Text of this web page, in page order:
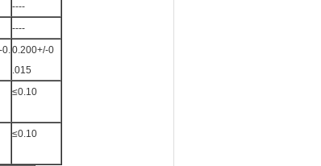
----
----
0.200+/-0
.015
≤0.10
≤0.10